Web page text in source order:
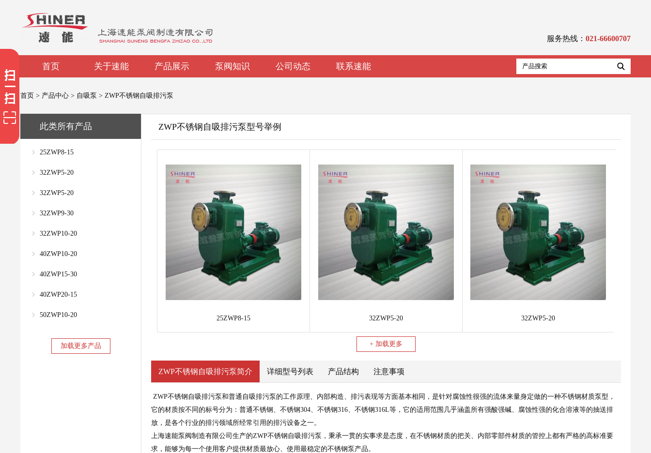
服务热线： 021-66600707
首页 关于速能 产品展示 泵阀知识 公司动态 联系速能
首页 > 产品中心 > 自吸泵 > ZWP不锈钢自吸排污泵
此类所有产品
25ZWP8-15
32ZWP5-20
32ZWP5-20
32ZWP9-30
32ZWP10-20
40ZWP10-20
40ZWP15-30
40ZWP20-15
50ZWP10-20
加载更多产品
ZWP不锈钢自吸排污泵型号举例
25ZWP8-15 32ZWP5-20 32ZWP5-20
+ 加载更多
ZWP不锈钢自吸排污泵简介 详细型号列表 产品结构 注意事项
ZWP不锈钢 自吸排污泵和普通自吸排污泵的工作原理、内部构造、排污表现等方面基本相同，是针对腐蚀性很强的流体来量身定做的一种不锈钢材质泵型，
它的材质按不同的标号分为：普通不锈钢、不锈钢304、不锈钢316、不锈钢316L等，它的适用范围几乎涵盖所有强酸强碱、腐蚀性强的化合溶液等的抽送排
放，是各个行业的排污领域所经常引用的排污设备之一。
上海速能泵阀制造有限公司生产的ZWP不锈钢自吸排污泵，秉承一贯的实事求是态度，在不锈钢材质的把关、内部零部件材质的管控上都有严格的高标准要
求，能够为每一个使用客户提供材质最放心、使用最稳定的不锈钢泵产品。